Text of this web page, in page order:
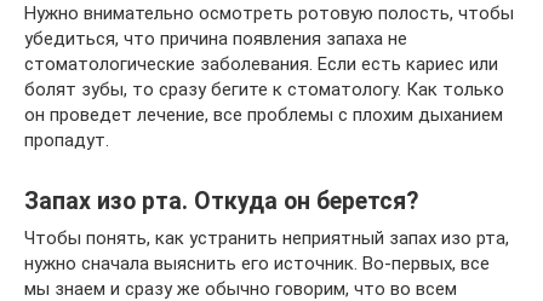
Нужно внимательно осмотреть ротовую полость, чтобы
убедиться, что причина появления запаха не
стоматологические заболевания. Если есть кариес или
болят зубы, то сразу бегите к стоматологу. Как только
он проведет лечение, все проблемы с плохим дыханием
пропадут.
Запах изо рта. Откуда он берется?
Чтобы понять, как устранить неприятный запах изо рта,
нужно сначала выяснить его источник. Во-первых, все
мы знаем и сразу же обычно говорим, что во всем